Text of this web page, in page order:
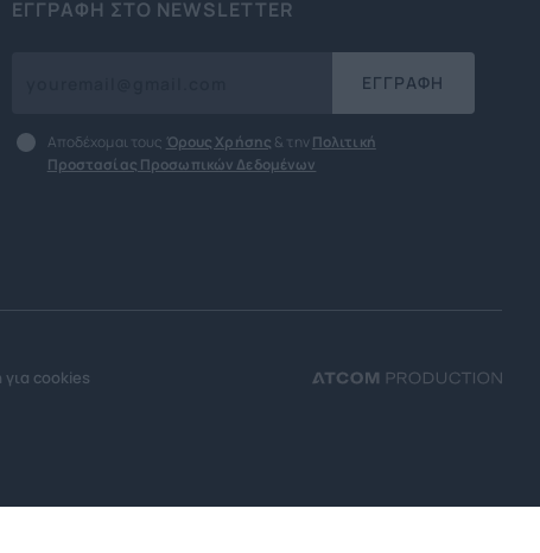
ΕΓΓΡΑΦΗ ΣΤΟ NEWSLETTER
ΕΓΓΡΑΦΗ
Αποδέχομαι τους Όρους Χρήσης & την Πολιτική
Προστασίας Προσωπικών Δεδομένων
για cookies